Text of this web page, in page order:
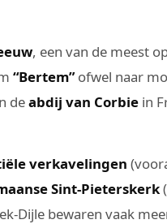
, een van de meest
“Bertem”ofwel naar
deabdij van Corbie in
verkavelingen
Sint-Pieterskerk
Dijle bewaren vaak